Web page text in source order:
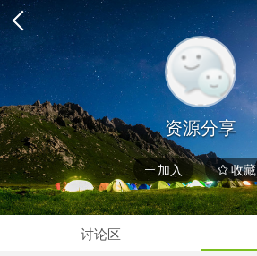
资源分享
 加入  收藏
讨论区